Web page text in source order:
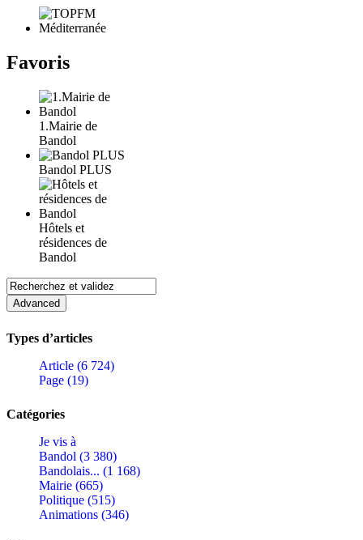
Favoris
1.Mairie de
Bandol
Bandol PLUS
Hôtels et
résidences de
Bandol
Types d’articles
Article (6 724)
Page (19)
Catégories
Je vis à
Bandol (3 380)
Bandolais... (1 168)
Mairie (665)
Politique (515)
Animations (346)